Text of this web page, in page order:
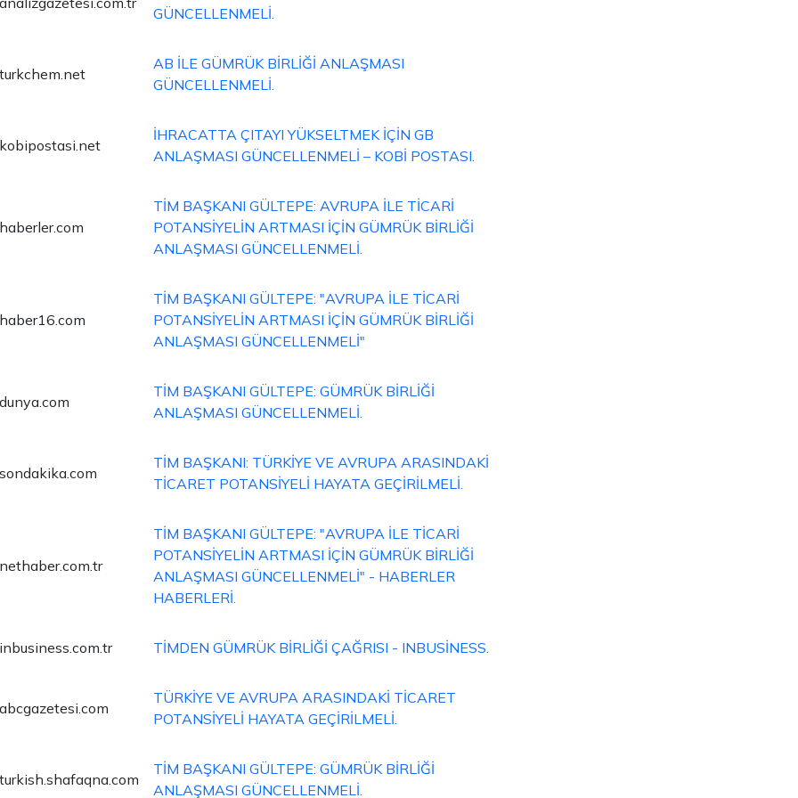
GÜNCELLENMELİ.
turkchem.net
AB İLE GÜMRÜK BİRLİĞİ ANLAŞMASI
GÜNCELLENMELİ.
kobipostasi.net
İHRACATTA ÇITAYI YÜKSELTMEK İÇİN GB
ANLAŞMASI GÜNCELLENMELİ – KOBİ POSTASI.
haberler.com
TİM BAŞKANI GÜLTEPE: AVRUPA İLE TİCARİ
POTANSİYELİN ARTMASI İÇİN GÜMRÜK BİRLİĞİ
ANLAŞMASI GÜNCELLENMELİ.
haber16.com
TİM BAŞKANI GÜLTEPE: "AVRUPA İLE TİCARİ
POTANSİYELİN ARTMASI İÇİN GÜMRÜK BİRLİĞİ
ANLAŞMASI GÜNCELLENMELİ"
dunya.com
TİM BAŞKANI GÜLTEPE: GÜMRÜK BİRLİĞİ
ANLAŞMASI GÜNCELLENMELİ.
sondakika.com
TİM BAŞKANI: TÜRKİYE VE AVRUPA ARASINDAKİ
TİCARET POTANSİYELİ HAYATA GEÇİRİLMELİ.
nethaber.com.tr
TİM BAŞKANI GÜLTEPE: "AVRUPA İLE TİCARİ
POTANSİYELİN ARTMASI İÇİN GÜMRÜK BİRLİĞİ
ANLAŞMASI GÜNCELLENMELİ" - HABERLER
HABERLERİ.
inbusiness.com.tr TİMDEN GÜMRÜK BİRLİĞİ ÇAĞRISI - INBUSİNESS.
abcgazetesi.com
TÜRKİYE VE AVRUPA ARASINDAKİ TİCARET
POTANSİYELİ HAYATA GEÇİRİLMELİ.
turkish.shafaqna.com
TİM BAŞKANI GÜLTEPE: GÜMRÜK BİRLİĞİ
ANLAŞMASI GÜNCELLENMELİ.